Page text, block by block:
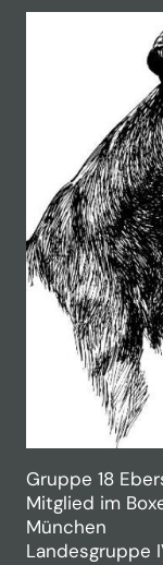
Gruppe 18
Mitglied im
München
Landesgruppe